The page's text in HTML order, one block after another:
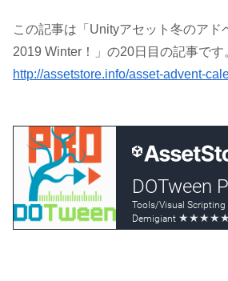
この記事は「Unityアセット冬のアド
2019 Winter！」の20日目の記事です
http://assetstore.info/asset-advent-